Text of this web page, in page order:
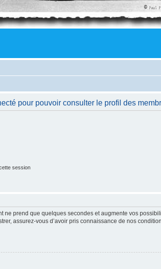
pour pouvoir consulter le profil des
session
ne prend que quelques secondes et augmente vos
assurez-vous d’avoir pris connaissance de nos